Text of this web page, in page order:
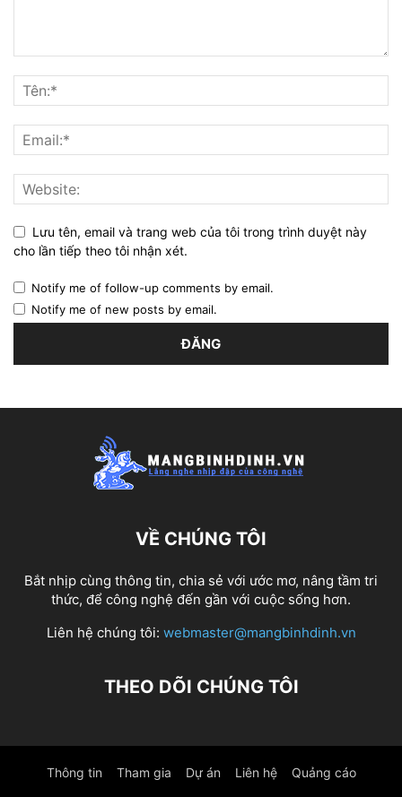
Lưu tên, email và trang web của tôi trong trình duyệt này
cho lần tiếp theo tôi nhận xét.
Notify me of follow-up comments by email.
Notify me of new posts by email.
VỀ CHÚNG TÔI
Bắt nhịp cùng thông tin, chia sẻ với ước mơ, nâng tầm tri
thức, để công nghệ đến gần với cuộc sống hơn.
Liên hệ chúng tôi: webmaster@mangbinhdinh.vn
THEO DÕI CHÚNG TÔI
Thông tin Tham gia Dự án Liên hệ Quảng cáo